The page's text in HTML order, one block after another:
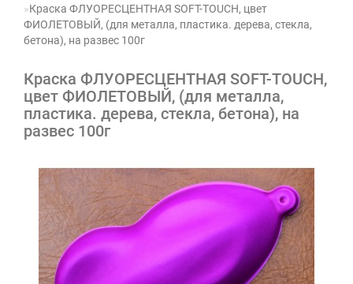
Краска ФЛУОРЕСЦЕНТНАЯ SOFT-ТOUCH, цвет
ФИОЛЕТОВЫЙ, (для металла, пластика. дерева, стекла,
бетона), на развес 100г
Краска ФЛУОРЕСЦЕНТНАЯ SOFT-ТOUCH,
цвет ФИОЛЕТОВЫЙ, (для металла,
пластика. дерева, стекла, бетона), на
развес 100г